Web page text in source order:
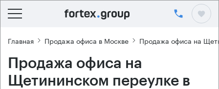
Главная Продажа офиса в Москве Продажа офиса на
Продажа офиса на
Щетининском переулке в